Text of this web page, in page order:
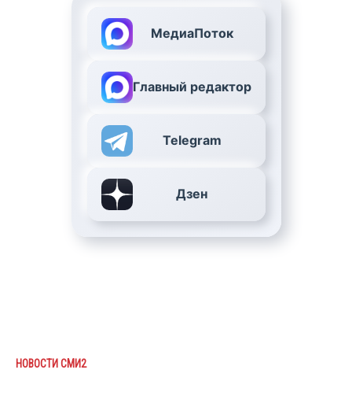
МедиаПоток
Главный редактор
Telegram
Дзен
НОВОСТИ СМИ2